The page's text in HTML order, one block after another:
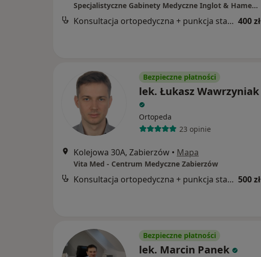
Specjalistyczne Gabinety Medyczne Inglot & Hamerski
Konsultacja ortopedyczna + punkcja stawów 400 zł
Bezpieczne płatności
lek. Łukasz Wawrzyniak
Ortopeda
23 opinie
Kolejowa 30A, Zabierzów • Mapa
Vita Med - Centrum Medyczne Zabierzów
Konsultacja ortopedyczna + punkcja stawów 500 zł
Bezpieczne płatności
lek. Marcin Panek